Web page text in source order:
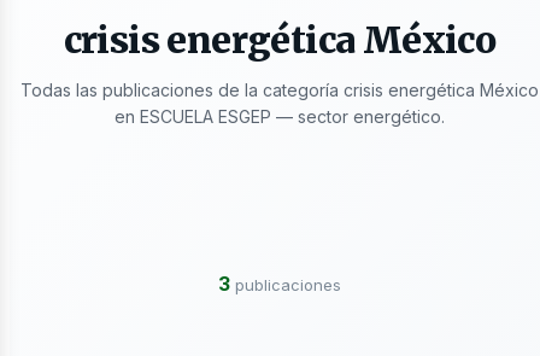
crisis energética México
Todas las publicaciones de la categoría crisis energética México
en ESCUELA ESGEP — sector energético.
3 publicaciones